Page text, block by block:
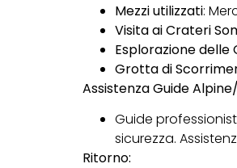
Mezzi utilizzati:
Visita ai Crateri
Esplorazione delle
Grotta di
Assistenza Guide
Guide
sicurezza.
Ritorno: